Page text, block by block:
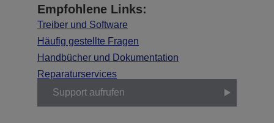
Empfohlene Links:
Treiber und Software
Häufig gestellte Fragen
Handbücher und Dokumentation
Reparaturservices
Support aufrufen